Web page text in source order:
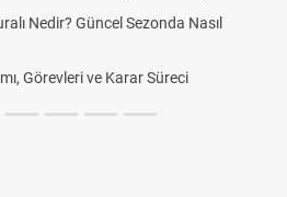
Nedir? Güncel Sezonda Nasıl
Görevleri ve Karar Süreci